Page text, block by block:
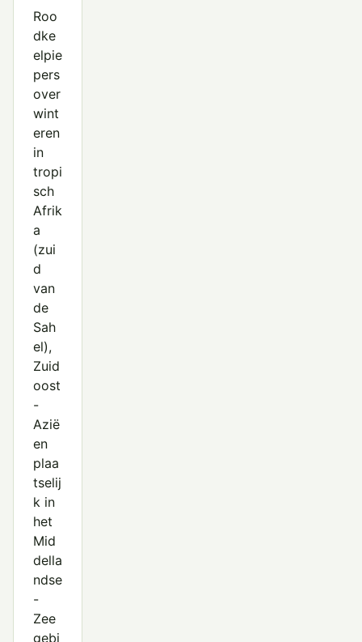
Roo
dke
elpie
pers
over
wint
eren
in
tropi
sch
Afrik
a
(zui
d
van
de
Sah
el),
Zuid
oost
-
Azië
en
plaa
tselij
k in
het
Mid
della
ndse
-
Zee
gebi